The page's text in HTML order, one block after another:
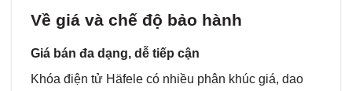
Về giá và chế độ bảo hành
Giá bán đa dạng, dễ tiếp cận
Khóa điện tử Häfele có nhiều phân khúc giá, dao